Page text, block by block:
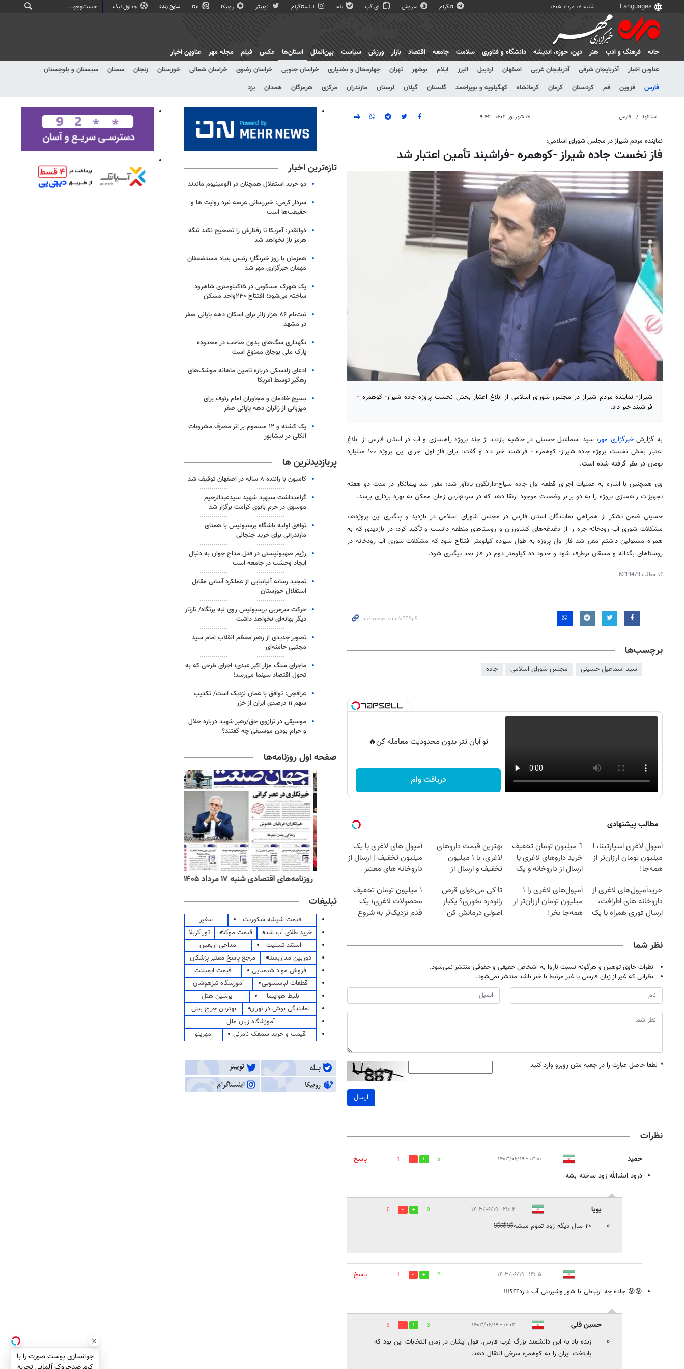
شنبه ۱۷ مرداد ۱۴۰۵ تلگرام سروش آی گپ بله اینستاگرام توییتر روبیکا ایتا نتایج زنده جداول لیگ
خانه فرهنگ و ادب هنر دين، حوزه، انديشه دانشگاه و فناوری سلامت جامعه اقتصاد بازار ورزش سیاست بین‌الملل
استان‌ها
عناوین اخبار
آذربایجان شرقی آذربایجان غربی اصفهان اردبیل البرز ایلام بوشهر تهران چهارمحال و بختیاری خراسان جنوبی خراسان رضوی خراسان شمالی خوزستان زنجان سمنان
سیستان و بلوچستان
فارس
قزوین قم کردستان کرمان کرمانشاه کهگیلویه و بویراحمد گلستان گیلان لرستان مازندران مرکزی هرمزگان همدان یزد
عکس فیلم مجله مهر عناوین اخبار
استانها فارس ۱۹ شهریور ۱۴۰۳، ۹:۴۳
نماینده مردم شیراز در مجلس شورای اسلامی:
فاز نخست جاده شیراز -کوهمره -فراشبند تأمین اعتبار شد
شیراز- نماینده مردم شیراز در مجلس شورای اسلامی از ابلاغ اعتبار بخش نخست پروژه جاده شیراز- کوهمره -
فراشبند خبر داد.
به گزارشخبرگزاری مهر، سید اسماعیل حسینی در حاشیه بازدید از چند پروژه راهسازی و آب در استان فارس از ابلاغ
اعتبار بخش نخست پروژه جاده شیراز-کوهمره
- فراشبند خبر داد و گفت: برای فاز اول اجرای این پروژه ۱۰۰ میلیارد
تومان در نظر گرفته شده است.
وی همچنین با اشاره به عملیات اجرای قطعه اول جاده سیاخ-دارنگون یادآور شد: مقرر شد پیمانکار در مدت دو هفته
تجهیزات راهسازی پروژه را به دو برابر وضعیت موجود ارتقا دهد که در سریع‌ترین زمان ممکن به بهره برداری برسد.
حسینی ضمن تشکر از همراهی نمایندگان استان فارس در مجلس شورای اسلامی در بازدید و پیگیری این پروژه‌ها،
مشکلات شوری آب رودخانهجره را از دغدغه‌های کشاورزان و روستاهای منطقه دانست و تأکید کرد: در بازدیدی که به
همراه مسئولین داشتم مقرر شد فاز اول پروژه به طول سیزده کیلومتر افتتاح شود که مشکلات شوری آب رودخانه در
روستاهای بگدانه و مسقان برطرف شود و حدود ده کیلومتر دوم در فاز بعد پیگیری شود.
کد مطلب6219479
برچسب‌ها
سید اسماعیل حسینی مجلس شورای اسلامی جاده
تو آبان تتر بدون محدودیت معامله کن🔥
دریافت وام
مطالب پیشنهادی
آمپول لاغری اسپارتینا، ا
میلیون تومان ارزان‌تر از
همه‌جا!
1 میلیون تومان تخفیف
خرید داروهای لاغری با
ارسال از داروخانه و پک
بهترین قیمت داروهای
لاغری، با ۱ میلیون
تخفیف و ارسال از
آمپول های لاغری با یک
میلیون تخفیف | ارسال از
داروخانه های معتبر
خریدآمپول‌های لاغری از
داروخانه های اطرافت،
ارسال فوری همراه با پک
آمپول‌های لاغری را ۱
میلیون تومان ارزان‌تر از
همه‌جا بخر!
تا کی می‌خوای قرص
زانودرد بخوری؟ یکبار
اصولی درمانش کن
۱ میلیون تومان تخفیف
محصولات لاغری؛ یک
قدم نزدیک‌تر به شروع
نظر شما
نظرات حاوی توهین و هرگونه نسبت ناروا به اشخاص حقیقی و حقوقی منتشر نمی‌شود.
نظراتی که غیر از زبان فارسی یا غیر مرتبط با خبر باشد منتشر نمی‌شود.
* لطفا حاصل عبارت را در جعبه متن روبرو وارد کنید
ارسال
نظرات
حمید ۱۳:۰۱ - ۱۴۰۳/۰۶/۱۹ 5
1
پاسخ
درود انشاالله زود ساخته بشه
پویا ۲۱:۰۲ - ۱۴۰۳/۰۶/۱۹ 0
0
۲۰ سال دیگه زود تموم میشه🤣🤣🤣
۱۴:۰۵ - ۱۴۰۳/۰۶/۱۹ 2
1
پاسخ
😟😟 جاده چه ارتباطی با شور وشیرینی آب دارد؟؟؟!!!
حسین قلی ۱۶:۰۲ - ۱۴۰۳/۰۶/۱۹ 3
3
زنده باد به این دانشمند بزرگ غرب فارس. قول ایشان در زمان انتخابات این بود که
پایتخت ایران را به کوهمره سرخی انتقال دهد.
تازه‌ترین اخبار
دو خرید استقلال همچنان در آلومینیوم ماندند
سردار کرمی: خبررسانی عرصه نبرد روایت ها و
حقیقت‌ها است
ذوالقدر: آمریکا تا رفتارش را تصحیح نکند تنگه
هرمز باز نخواهد شد
همزمان با روز خبرنگار؛ رئیس بنیاد مستضعفان
مهمان خبرگزاری مهر شد
یک شهرک مسکونی در ۱۵کیلومتری شاهرود
ساخته می‌شود؛ افتتاح ۲۴۰واحد مسکن
ثبت‌نام ۸۶ هزار زائر برای اسکان دهه پایانی صفر
در مشهد
نگهداری سگ‌های بدون صاحب در محدوده
پارک ملی بوجاق ممنوع است
ادعای زلنسکی درباره تامین ماهانه موشک‌های
رهگیر توسط آمریکا
بسیج خادمان و مجاوران امام رئوف برای
میزبانی از زائران دهه پایانی صفر
یک کشته و ۱۲ مسموم بر اثر مصرف مشروبات
الکلی در نیشابور
پربازدیدترین ها
کامیون با راننده ۸ ساله در اصفهان توقیف شد
گرامیداشت سپهبد شهید سیدعبدالرحیم
موسوی در حرم بانوی کرامت برگزار شد
توافق اولیه باشگاه پرسپولیس با همتای
مازندرانی برای خرید جنجالی
رژیم صهیونیستی در قتل مداح جوان به دنبال
ایجاد وحشت در جامعه است
تمجید رسانه آلبانیایی از عملکرد آسانی مقابل
استقلال خوزستان
حرکت سرمربی پرسپولیس روی لبه پرتگاه/ تارتار
دیگر بهانه‌ای نخواهد داشت
تصویر جدیدی از رهبر معظم انقلاب امام سید
مجتبی خامنه‌ای
ماجرای سنگ مزار اکبر عبدی؛ اجرای طرحی که به
تحول اقتصاد سینما می‌رسد!
عراقچی: توافق با عمان نزدیک است/ تکذیب
سهم ۱۱ درصدی ایران از خزر
موسیقی در ترازوی حق/رهبر شهید درباره حلال
و حرام بودن موسیقی چه گفتند؟
صفحه اول روزنامه‌ها
روزنامه‌های اقتصادی شنبه ۱۷ مرداد ۱۴۰۵
تبلیغات
قیمت شیشه سکوریت
سفیر
خرید طلای آب شده
قیمت موکت
تور کربلا
استند تسلیت
مداحی اربعین
دوربین مداربسته
مرجع پاسخ معتبر پزشکان
فروش مواد شیمیایی
قیمت ایمپلنت
قطعات لباسشویی
آموزشگاه تیزهوشان
بلیط هواپیما
پرشین هتل
نمایندگی بوش در تهران
بهترین جراح بینی
آموزشگاه زبان ملل
قیمت و خرید سمعک نامرئی
مهرینو
جوانسازی پوست صورت را با